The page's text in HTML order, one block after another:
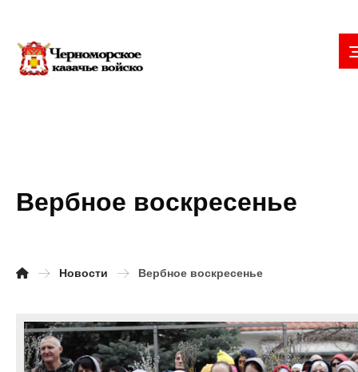
Вербное воскресенье
Новости Вербное воскресенье